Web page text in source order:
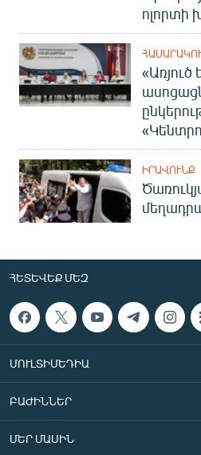
ոլորտի
«Առյուծ
ԻՐԱՎՈՒՆՔ
ՀԵՏԵՎԵՔ ՄԵԶ
ՄՈՒԼՏԻՄԵԴԻԱ
ԲԱԺԻՆՆԵՐ
ՄԵՐ ՄԱՍԻՆ